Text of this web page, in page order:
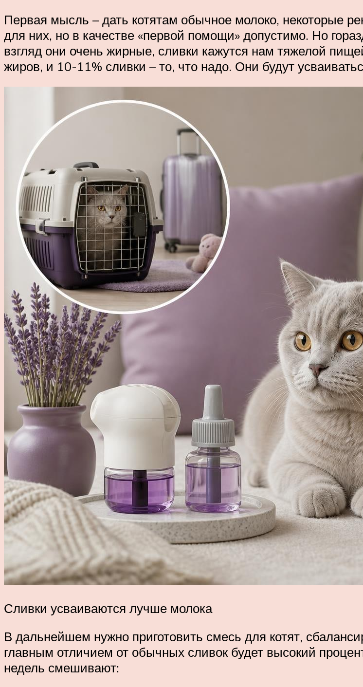
Первая мысль – дать котятам обычное молоко, некоторые
для них, но в качестве «первой помощи» допустимо. Но
взгляд они очень жирные, сливки кажутся нам тяжелой
жиров, и 10-11% сливки – то, что надо. Они будут
Сливки усваиваются лучше молока
В дальнейшем нужно приготовить смесь для котят,
главным отличием от обычных сливок будет высокий
недель смешивают: